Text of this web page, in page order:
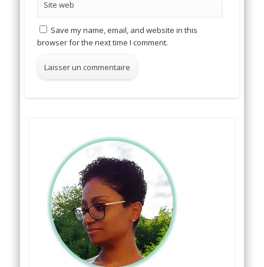
Site web
Save my name, email, and website in this
browser for the next time I comment.